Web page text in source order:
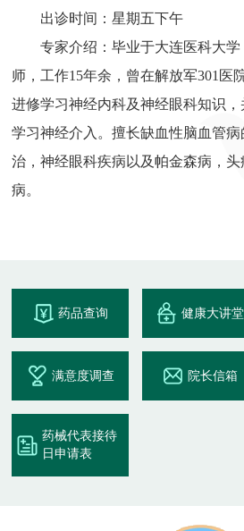
出诊时间：星期五下午
专家介绍：毕业于大连医科大
师，工作15年余，曾在解放军301医
进修学习神经内科及神经眼科知识
学习神经介入。擅长缺血性脑血管
治，神经眼科疾病以及帕金森病，
病。
药品查询 健康大讲堂
满意度调查 院长信箱
药械代表接待
日申请表